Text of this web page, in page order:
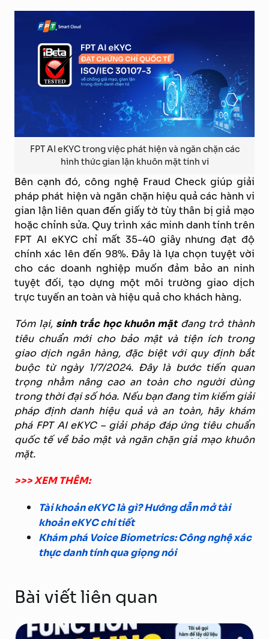
FPT AI eKYC trong việc phát hiện và ngăn chặn các
hình thức gian lận khuôn mặt tinh vi
Bên cạnh đó, công nghệ Fraud Check giúp giải
pháp phát hiện và ngăn chặn hiệu quả các hành vi
gian lận liên quan đến giấy tờ tùy thân bị giả mạo
hoặc chỉnh sửa. Quy trình xác minh danh tính trên
FPT AI eKYC chỉ mất 35-40 giây nhưng đạt độ
chính xác lên đến 98%. Đây là lựa chọn tuyệt vời
cho các doanh nghiệp muốn đảm bảo an ninh
tuyệt đối, tạo dựng một môi trường giao dịch
trực tuyến an toàn và hiệu quả cho khách hàng.
Tóm lại, sinh trắc học khuôn mặtđang trở thành
tiêu chuẩn mới cho bảo mật và tiện ích trong
giao dịch ngân hàng, đặc biệt với quy định bắt
buộc từ ngày 1/7/2024. Đây là bước tiến quan
trọng nhằm nâng cao an toàn cho người dùng
trong thời đại số hóa. Nếu bạn đang tìm kiếm giải
pháp định danh hiệu quả và an toàn, hãy khám
phá FPT AI eKYC – giải pháp đáp ứng tiêu chuẩn
quốc tế về bảo mật và ngăn chặn giả mạo khuôn
mặt.
>>> XEM THÊM:
Tài khoản eKYC là gì? Hướng dẫn mở tài
khoản eKYC chi tiết
Khám phá Voice Biometrics: Công nghệ xác
thực danh tính qua giọng nói
Bài viết liên quan